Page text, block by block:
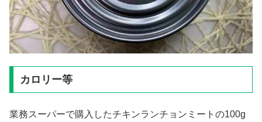
カロリー等
業務スーパーで購入したチキンランチョンミートの100g